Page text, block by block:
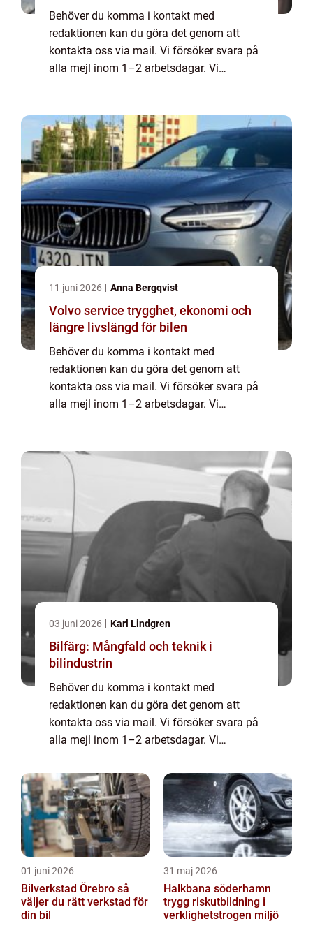
Behöver du komma i kontakt med
redaktionen kan du göra det genom att
kontakta oss via mail. Vi försöker svara på
alla mejl inom 1–2 arbetsdagar. Vi
11 juni 2026 Anna Bergqvist
Volvo service trygghet, ekonomi och
längre livslängd för bilen
Behöver du komma i kontakt med
redaktionen kan du göra det genom att
kontakta oss via mail. Vi försöker svara på
alla mejl inom 1–2 arbetsdagar. Vi
03 juni 2026 Karl Lindgren
Bilfärg: Mångfald och teknik i
bilindustrin
Behöver du komma i kontakt med
redaktionen kan du göra det genom att
kontakta oss via mail. Vi försöker svara på
alla mejl inom 1–2 arbetsdagar. Vi
kommentarer till innehållet på vår sida.
01 juni 2026
Bilverkstad Örebro så
väljer du rätt verkstad för
din bil
31 maj 2026
Halkbana söderhamn
trygg riskutbildning i
verklighetstrogen miljö